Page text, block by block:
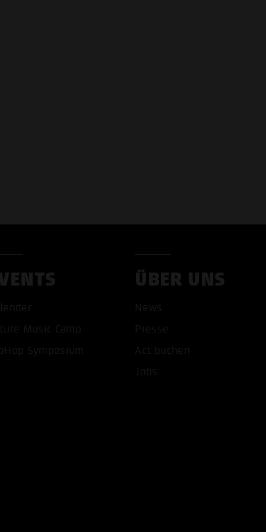
AKZEPTIEREN ALLE COOKIES
Music Camp
Symposium
ÜBER UNS
News
Presse
Act buchen
Jobs